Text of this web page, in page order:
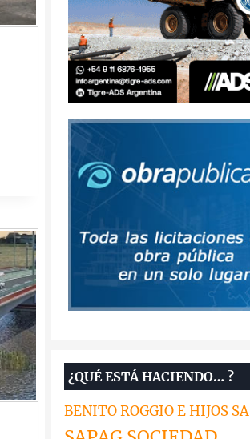
¿QUÉ ESTÁ HACIENDO… ?
BENITO ROGGIO E HIJOS SA